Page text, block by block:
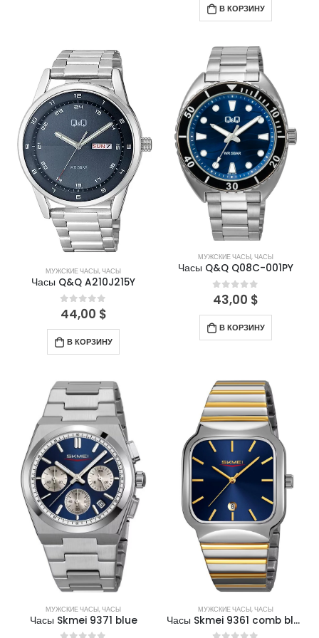
В КОРЗИНУ
МУЖСКИЕ ЧАСЫ,ЧАСЫ
Часы Q&Q A210J215Y
0out of 5
44,00 $
В КОРЗИНУ
МУЖСКИЕ ЧАСЫ,ЧАСЫ
Часы Q&Q Q08C-001PY
0out of 5
43,00 $
В КОРЗИНУ
МУЖСКИЕ ЧАСЫ,ЧАСЫ
Часы Skmei 9371 blue
МУЖСКИЕ ЧАСЫ,ЧАСЫ
Часы Skmei 9361 comb blue